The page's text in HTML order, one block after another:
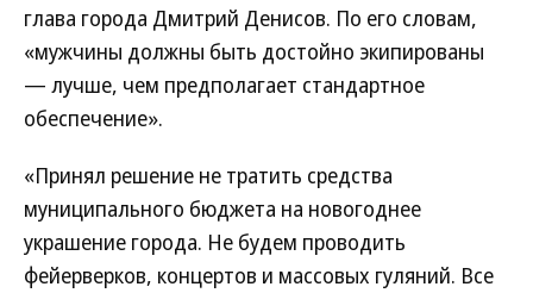
глава города Дмитрий Денисов. По его словам,
«мужчины должны быть достойно экипированы
— лучше, чем предполагает стандартное
обеспечение».
«Принял решение не тратить средства
муниципального бюджета на новогоднее
украшение города. Не будем проводить
фейерверков, концертов и массовых гуляний. Все